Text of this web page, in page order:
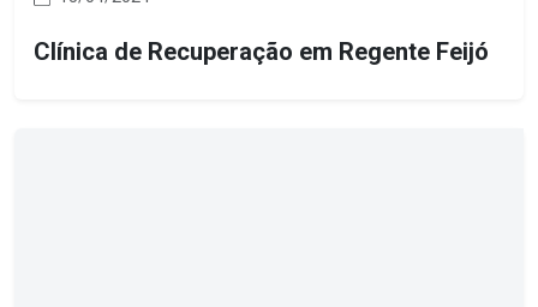
Clínica de Recuperação em Regente Feijó